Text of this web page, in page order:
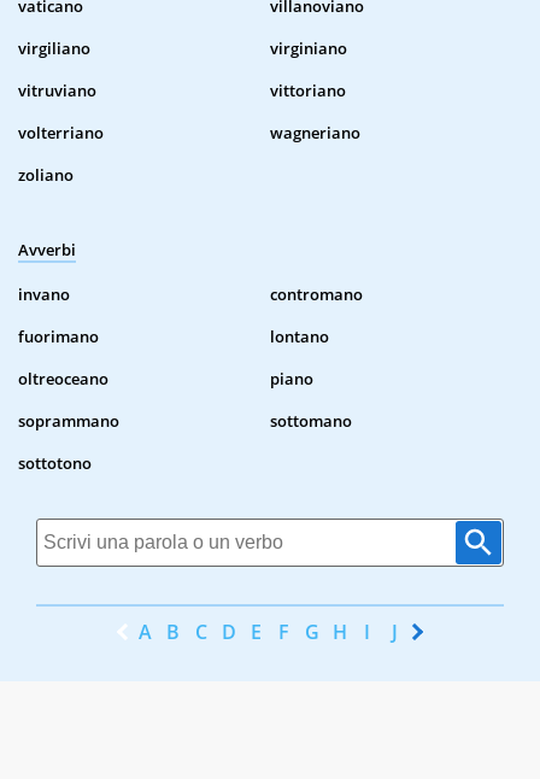
vaticano
villanoviano
virgiliano
virginiano
vitruviano
vittoriano
volterriano
wagneriano
zoliano
Avverbi
invano
contromano
fuorimano
lontano
oltreoceano
piano
soprammano
sottomano
sottotono
A B C D E F G H I J K